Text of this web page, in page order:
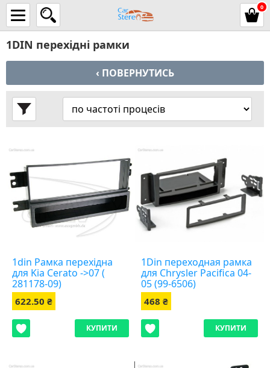
0
1DIN перехідні рамки
‹ ПОВЕРНУТИСЬ
1din Рамка перехідна
для Kia Cerato ->07 (
281178-09)
622.50 ₴
КУПИТИ
1Din переходная рамка
для Chrysler Pacifica 04-
05 (99-6506)
468 ₴
КУПИТИ